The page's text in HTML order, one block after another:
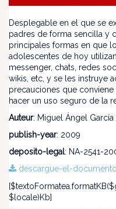
Desplegable en el que se
padres de forma sencilla y
principales formas en que
adolescentes de hoy utilizan
messenger, chats, redes
wikis, etc, y se les instruye
precauciones que conviene
hacer un uso seguro de la
Auteur: Miguel Ángel García
publish-year: 2009
deposito-legal: NA-2541-
descargue-el-
$locale)Kb]